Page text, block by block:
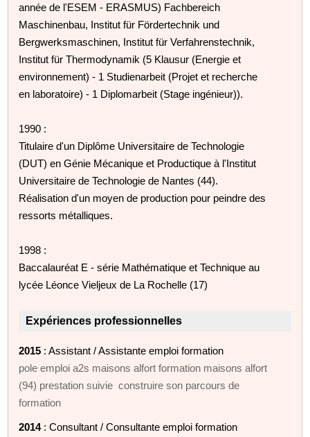
année de l'ESEM - ERASMUS) Fachbereich
Maschinenbau, Institut für Fördertechnik und
Bergwerksmaschinen, Institut für Verfahrenstechnik,
Institut für Thermodynamik (5 Klausur (Energie et
environnement) - 1 Studienarbeit (Projet et recherche
en laboratoire) - 1 Diplomarbeit (Stage ingénieur)).
1990 :
Titulaire d'un Diplôme Universitaire de Technologie
(DUT) en Génie Mécanique et Productique à l'Institut
Universitaire de Technologie de Nantes (44).
Réalisation d'un moyen de production pour peindre des
ressorts métalliques.
1998 :
Baccalauréat E - série Mathématique et Technique au
lycée Léonce Vieljeux de La Rochelle (17)
Expériences professionnelles
2015 : Assistant / Assistante emploi formation
pole emploi a2s maisons alfort formation maisons alfort
(94) prestation suivie construire son parcours de
formation
2014: Consultant / Consultante emploi formation